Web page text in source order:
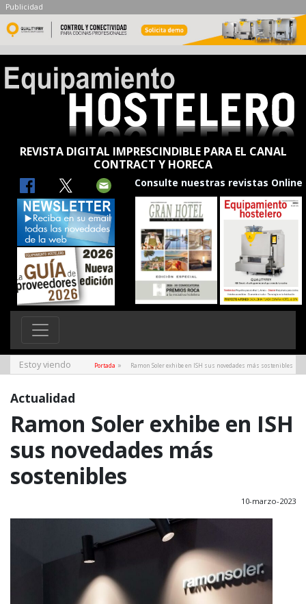
Publicidad
REVISTA DIGITAL IMPRESCINDIBLE PARA EL CANAL
CONTRACT Y HORECA
Consulte nuestras revistas Online
Estoy viendo Portada » Ramon Soler exhibe en ISH sus novedades más sostenibles
Actualidad
Ramon Soler exhibe en ISH
sus novedades más
sostenibles
10-marzo-2023